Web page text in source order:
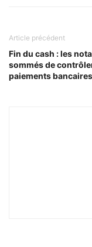
Article précédent
Fin du cash : les
sommés de
paiements bancaires